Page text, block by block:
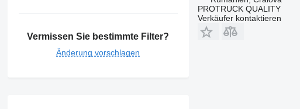
Vermissen Sie bestimmte Filter?
Änderung vorschlagen
PROTRUCK QUALITY
Verkäufer kontaktieren